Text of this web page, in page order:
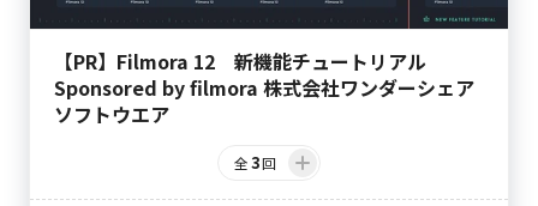
【PR】Filmora 12 新機能チュートリアル
Sponsored by filmora 株式会社ワンダーシェア
ソフトウエア
全3回